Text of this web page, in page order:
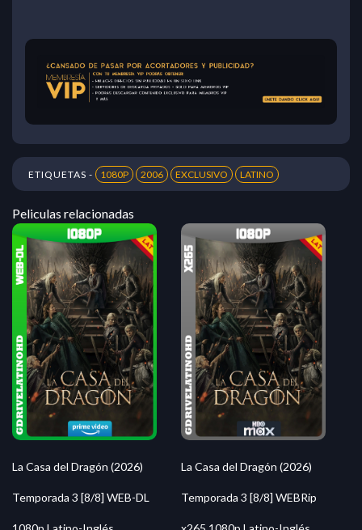
ETIQUETAS - 1080P 2006 EXCLUSIVO LATINO
Peliculas relacionadas
La Casa del Dragón (2026)
Temporada 3 [8/8] WEB-DL
La Casa del Dragón (2026)
Temporada 3 [8/8] WEBRip